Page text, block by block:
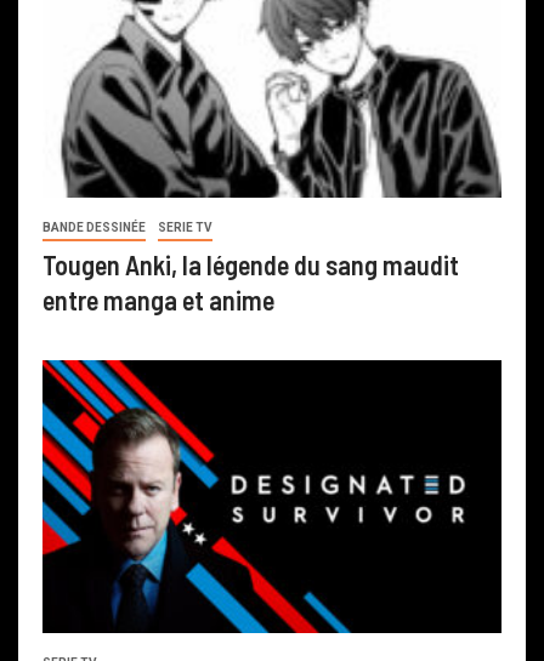
BANDE DESSINÉE SERIE TV
Tougen Anki, la légende du sang maudit
entre manga et anime